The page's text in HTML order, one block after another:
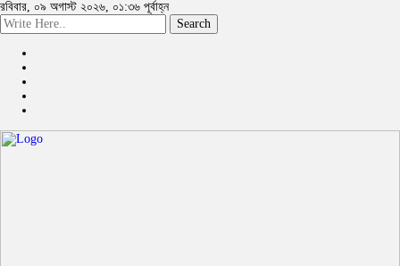
রবিবার, ০৯ অগাস্ট ২০২৬, ০১:৩৬ পূর্বাহ্ন
Search